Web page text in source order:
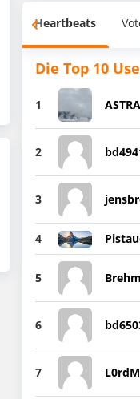
Heartbeats
Die Top 10
1
2
3
4
5
6
7